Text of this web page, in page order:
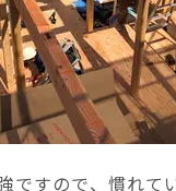
ですので、慣れて